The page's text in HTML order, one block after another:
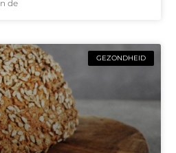
de
GEZONDHEID